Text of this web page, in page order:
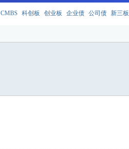
CMBS 科创板 创业板 企业债 公司债 新三板